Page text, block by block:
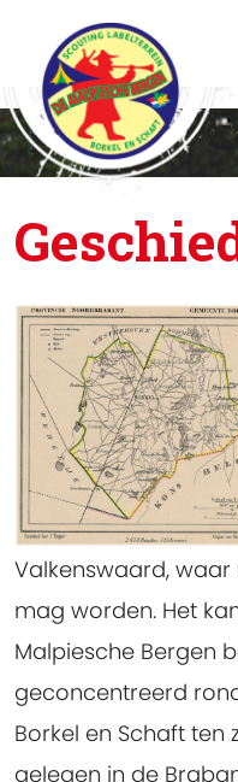
primitief
Previous
Valkenswaard,
mag worden. Het
Malpiesche Bergen
geconcentreerd
Borkel en Schaft ten
gelegen in de